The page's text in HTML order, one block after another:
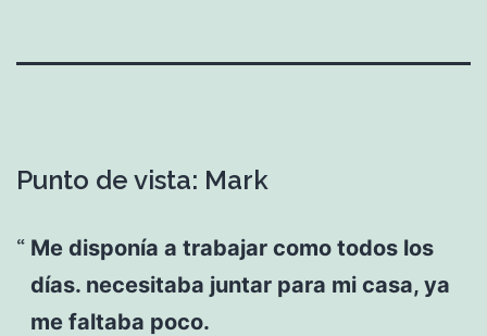
Punto de vista: Mark
Me disponía a trabajar como todos los
días. necesitaba juntar para mi casa, ya
me faltaba poco.